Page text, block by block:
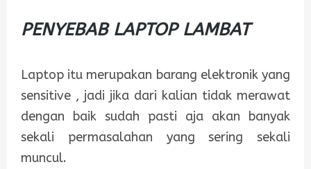
PENYEBAB LAPTOP LAMBAT
Laptop itu merupakan barang elektronik yang
sensitive , jadi jika dari kalian tidak merawat
dengan baik sudah pasti aja akan banyak
sekali permasalahan yang sering sekali
muncul.